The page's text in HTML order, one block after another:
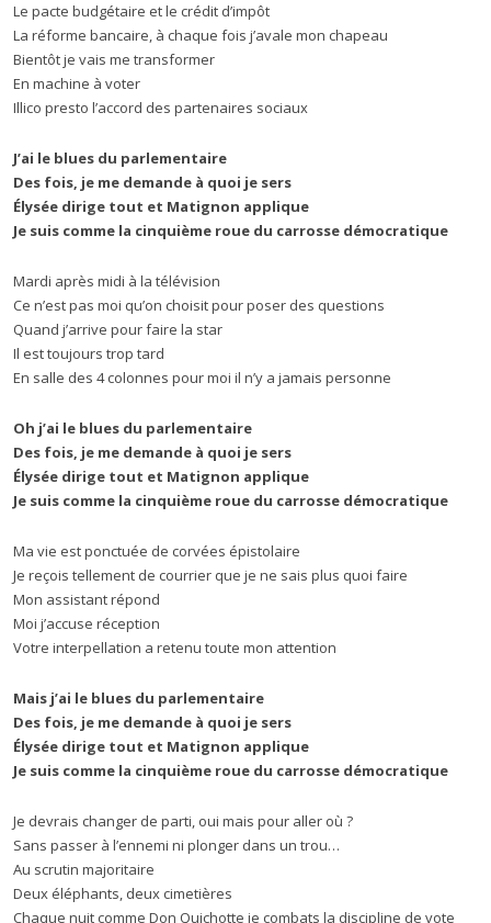
Le pacte budgétaire et le crédit d’impôt
La réforme bancaire, à chaque fois j’avale mon chapeau
Bientôt je vais me transformer
En machine à voter
Illico presto l’accord des partenaires sociaux
J’ai le blues du parlementaire
Des fois, je me demande à quoi je sers
Élysée dirige tout et Matignon applique
Je suis comme la cinquième roue du carrosse démocratique
Mardi après midi à la télévision
Ce n’est pas moi qu’on choisit pour poser des questions
Quand j’arrive pour faire la star
Il est toujours trop tard
En salle des 4 colonnes pour moi il n’y a jamais personne
Oh j’ai le blues du parlementaire
Des fois, je me demande à quoi je sers
Élysée dirige tout et Matignon applique
Je suis comme la cinquième roue du carrosse démocratique
Ma vie est ponctuée de corvées épistolaire
Je reçois tellement de courrier que je ne sais plus quoi faire
Mon assistant répond
Moi j’accuse réception
Votre interpellation a retenu toute mon attention
Mais j’ai le blues du parlementaire
Des fois, je me demande à quoi je sers
Élysée dirige tout et Matignon applique
Je suis comme la cinquième roue du carrosse démocratique
Je devrais changer de parti, oui mais pour aller où ?
Sans passer à l’ennemi ni plonger dans un trou…
Au scrutin majoritaire
Deux éléphants, deux cimetières
Chaque nuit comme Don Quichotte je combats la discipline de vote